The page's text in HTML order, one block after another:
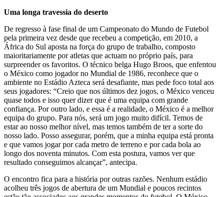
Uma longa travessia do deserto
De regresso à fase final de um Campeonato do Mundo de Futebol
pela primeira vez desde que recebeu a competição, em 2010, a
África do Sul aposta na força do grupo de trabalho, composto
maioritariamente por atletas que actuam no próprio país, para
surpreender os favoritos. O técnico belga Hugo Broos, que enfentou
o México como jogador no Mundial de 1986, reconhece que o
ambiente no Estádio Azteca será desafiante, mas pede foco total aos
seus jogadores: “Creio que nos últimos dez jogos, o México venceu
quase todos e isso quer dizer que é uma equipa com grande
confiança. Por outro lado, e essa é a realidade, o México é a melhor
equipa do grupo. Para nós, será um jogo muito difícil. Temos de
estar ao nosso melhor nível, mas temos também de ter a sorte do
nosso lado. Posso assegurar, porém, que a minha equipa está pronta
e que vamos jogar por cada metro de terreno e por cada bola ao
longo dos noventa minutos. Com esta postura, vamos ver que
resultado conseguimos alcançar”, antecipa.
O encontro fica para a história por outras razões. Nenhum estádio
acolheu três jogos de abertura de um Mundial e poucos recintos